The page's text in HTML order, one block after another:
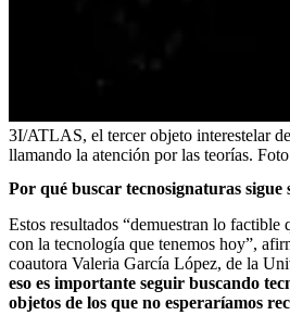
3I/ATLAS, el tercer objeto interestelar
llamando la atención por las teorías.
Por qué buscar tecnosignaturas sigue
Estos resultados “demuestran lo factible
con la tecnología que tenemos hoy”,
coautora Valeria García López, de la
eso es importante seguir buscando
objetos de los que no esperaríamos